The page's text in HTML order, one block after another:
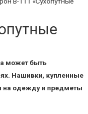
может быть
Нашивки, купленные
на одежду и предметы